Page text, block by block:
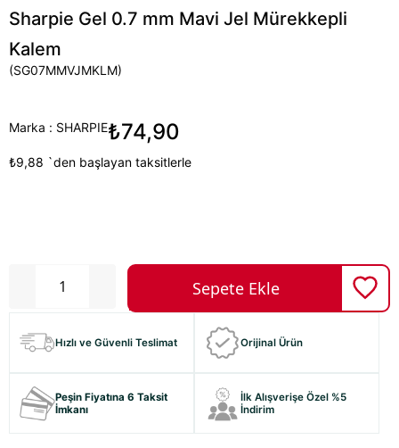
Sharpie Gel 0.7 mm Mavi Jel Mürekkepli
Kalem
(SG07MMVJMKLM)
Marka : SHARPIE₺74,90
₺9,88 `den başlayan taksitlerle
Hızlı ve Güvenli Teslimat Orijinal Ürün
Peşin Fiyatına 6 Taksit
İmkanı
İlk Alışverişe Özel %5
İndirim